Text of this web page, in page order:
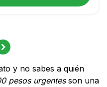
y no sabes a quién
pesos urgentesson una